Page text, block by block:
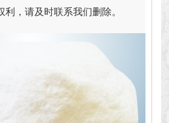
利，请及时联系我们删除。